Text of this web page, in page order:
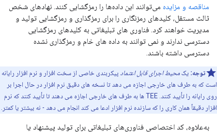
مناقصه و مزایده می‌توانند این داده‌ها را رمزگشایی کنند. نهادهای شخص
ثالث مستقل، کلیدهای رمزنگاری را برای رمزگذاری و رمزگشایی تولید و
مدیریت خواهند کرد. فناوری های تبلیغاتی به کلیدهای رمزگشایی
دسترسی ندارند و نمی توانند به داده های خام و رمزگذاری نشده
دسترسی داشته باشند.
توجه: یکمحیط اجرای قابل اعتماد پیکربندی خاصی از سخت افزار و نرم افزار رایانه
است که به طرف های خارجی اجازه می دهد تا نسخه های دقیق نرم افزار در حال اجرا بر
روی رایانه را تأیید کنند. TEE ها به طرف های خارجی اجازه می دهند تا تأیید کنند که نرم
افزار دقیقاً همان کاری را که سازنده نرم افزار ادعا می کند انجام می دهد - نه بیشتر یا کمتر.
به‌علاوه، کد اختصاصی فناوری‌های تبلیغاتی برای تولید پیشنهاد یا